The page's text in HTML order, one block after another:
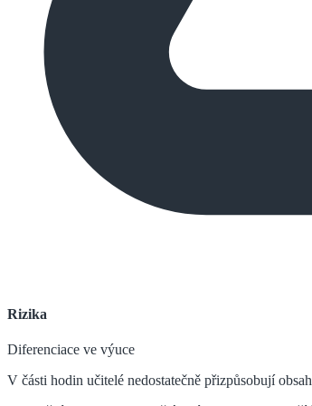
Rizika
Diferenciace ve výuce
V části hodin učitelé nedostatečně přizpůsobují